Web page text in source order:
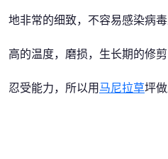
地非常的细致，不容易感染病
高的温度，磨损，生长期的修
忍受能力，所以用马尼拉草坪